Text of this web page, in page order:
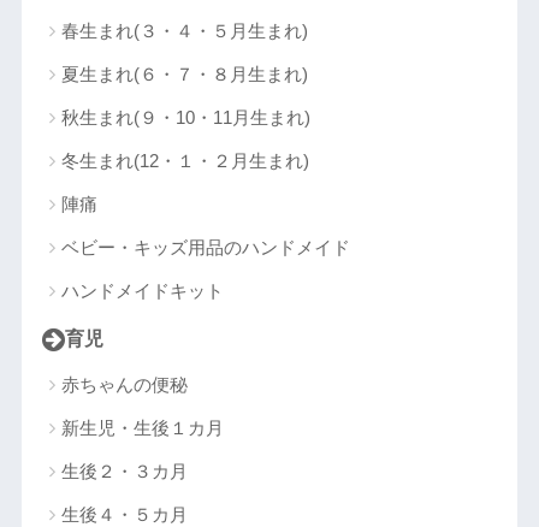
春生まれ(３・４・５月生まれ)
夏生まれ(６・７・８月生まれ)
秋生まれ(９・10・11月生まれ)
冬生まれ(12・１・２月生まれ)
陣痛
ベビー・キッズ用品のハンドメイド
ハンドメイドキット
育児
赤ちゃんの便秘
新生児・生後１カ月
生後２・３カ月
生後４・５カ月